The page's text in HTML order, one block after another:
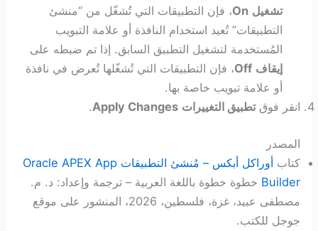
تشغيل On، فإن التطبيقات التي تُشغّل من “منشئ
التطبيقات” تُعيد استخدام النافذة أو علامة التبويب
المُستخدمة لتشغيل التطبيق السابق. إذا تم ضبطه على
إيقاف Off، فإن التطبيقات التي تُشغّلها تُعرض في نافذة
أو علامة تبويب خاصة بها.
انقر فوقتطبيق التغييرات Apply Changes
.
المصدر
كتاب
أوراكل أبكس – مُنشئ التطبيقات Oracle APEX App
Builder خطوة خطوة باللغة العربية – ترجمة وإعداد: د. م.
مصطفى عبيد، غزة، فلسطين، 2026، المنشور على موقع
جوجل للكتب.